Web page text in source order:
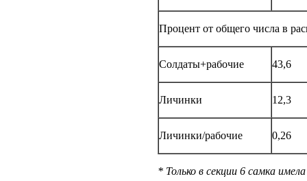
Процент от общего числа в
Солдаты+рабочие 43,6
Личинки 12,3
Личинки/рабочие 0,26
* Только в секции 6 самка